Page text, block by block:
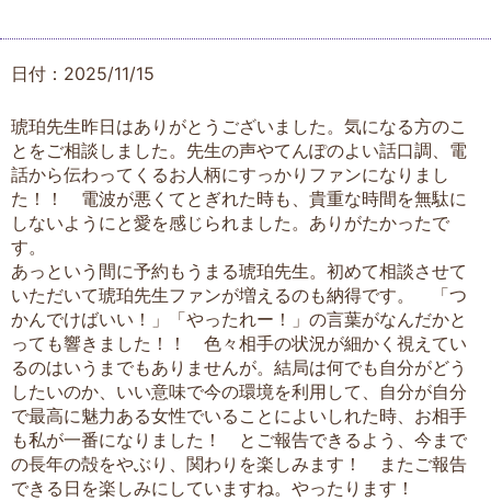
日付：2025/11/15
琥珀先生昨日はありがとうございました。気になる方のこ
とをご相談しました。先生の声やてんぽのよい話口調、電
話から伝わってくるお人柄にすっかりファンになりまし
た！！ 電波が悪くてとぎれた時も、貴重な時間を無駄に
しないようにと愛を感じられました。ありがたかったで
す。
あっという間に予約もうまる琥珀先生。初めて相談させて
いただいて琥珀先生ファンが増えるのも納得です。 「つ
かんでけばいい！」「やったれー！」の言葉がなんだかと
っても響きました！！ 色々相手の状況が細かく視えてい
るのはいうまでもありませんが。結局は何でも自分がどう
したいのか、いい意味で今の環境を利用して、自分が自分
で最高に魅力ある女性でいることによいしれた時、お相手
も私が一番になりました！ とご報告できるよう、今まで
の長年の殻をやぶり、関わりを楽しみます！ またご報告
できる日を楽しみにしていますね。やったります！